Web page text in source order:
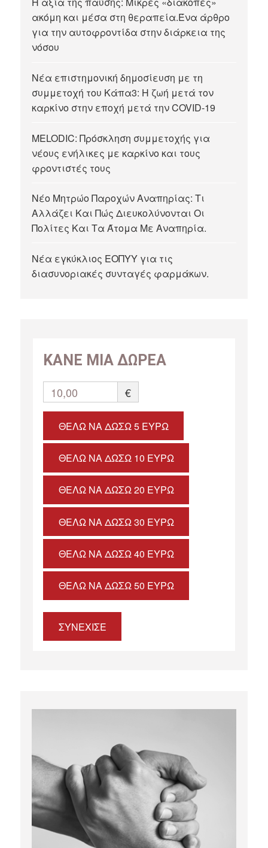
ακόμη και μέσα στη θεραπεία.Ένα άρθρο
για την αυτοφροντίδα στην διάρκεια της
νόσου
Νέα επιστημονική δημοσίευση με τη
συμμετοχή του Κάπα3: Η ζωή μετά τον
καρκίνο στην εποχή μετά την COVID-19
MELODIC: Πρόσκληση συμμετοχής για
νέους ενήλικες με καρκίνο και τους
φροντιστές τους
Νέο Μητρώο Παροχών Αναπηρίας: Τι
Αλλάζει Και Πώς Διευκολύνονται Οι
Πολίτες Και Τα Άτομα Με Αναπηρία.
Νέα εγκύκλιος ΕΟΠΥΥ για τις
διασυνοριακές συνταγές φαρμάκων.
ΚΑΝΕ ΜΙΑ ΔΩΡΕΑ
10,00 €
ΘΈΛΩ ΝΑ ΔΏΣΩ 5 ΕΥΡΏ
ΘΈΛΩ ΝΑ ΔΏΣΩ 10 ΕΥΡΏ
ΘΈΛΩ ΝΑ ΔΏΣΩ 20 ΕΥΡΏ
ΘΈΛΩ ΝΑ ΔΏΣΩ 30 ΕΥΡΏ
ΘΈΛΩ ΝΑ ΔΏΣΩ 40 ΕΥΡΏ
ΘΈΛΩ ΝΑ ΔΏΣΩ 50 ΕΥΡΏ
ΣΥΝΕΧΙΣΕ